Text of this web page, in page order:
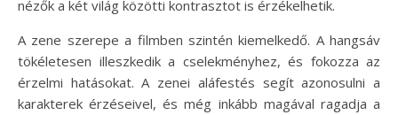
nézők a két világ közötti kontrasztot is érzékelhetik.
A zene szerepe a filmben szintén kiemelkedő. A hangsáv
tökéletesen illeszkedik a cselekményhez, és fokozza az
érzelmi hatásokat. A zenei aláfestés segít azonosulni a
karakterek érzéseivel, és még inkább magával ragadja a